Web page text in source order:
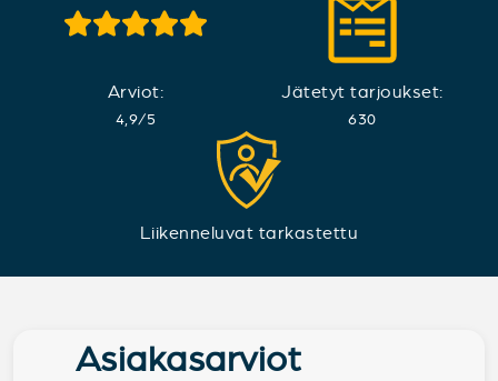
Arviot:
4,9/5
Jätetyt tarjoukset:
630
Liikenneluvat tarkastettu
Asiakasarviot